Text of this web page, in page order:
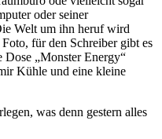
oder seiner
Welt um ihn heruf wird
für den Schreiber gibt es
Dose „Monster Energy“
Kühle und eine kleine
was denn gestern alles